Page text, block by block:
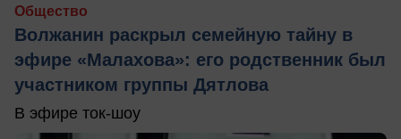
Общество
Волжанин раскрыл семейную тайну в
эфире «Малахова»: его родственник был
участником группы Дятлова
В эфире ток-шоу